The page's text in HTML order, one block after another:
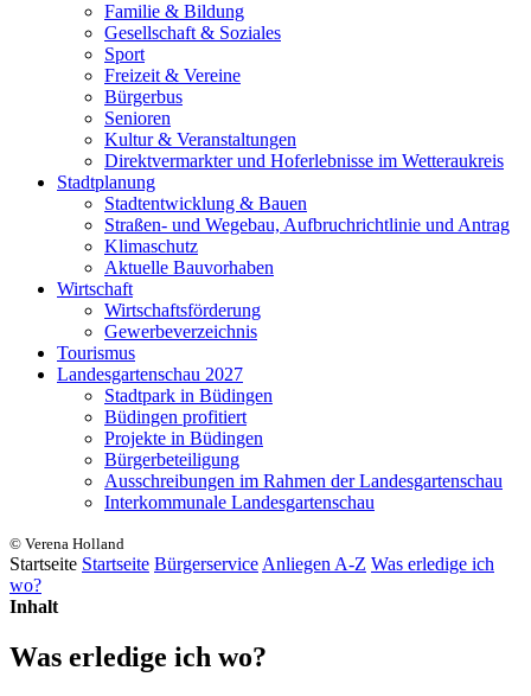
Familie & Bildung
Gesellschaft & Soziales
Sport
Freizeit & Vereine
Bürgerbus
Senioren
Kultur & Veranstaltungen
Direktvermarkter und Hoferlebnisse im Wetteraukreis
Stadtplanung
Stadtentwicklung & Bauen
Straßen- und Wegebau, Aufbruchrichtlinie und Antrag
Klimaschutz
Aktuelle Bauvorhaben
Wirtschaft
Wirtschaftsförderung
Gewerbeverzeichnis
Tourismus
Landesgartenschau 2027
Stadtpark in Büdingen
Büdingen profitiert
Projekte in Büdingen
Bürgerbeteiligung
Ausschreibungen im Rahmen der Landesgartenschau
Interkommunale Landesgartenschau
© Verena Holland
Startseite Startseite Bürgerservice Anliegen A-Z Was erledige ich
wo?
Inhalt
Was erledige ich wo?